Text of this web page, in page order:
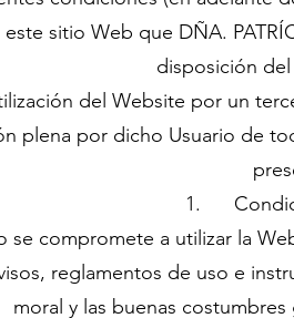
sitio Web que DÑA.
disposición
del Website por un
plena por dicho Usuario de
1.
se compromete a utilizar la
reglamentos de uso e
moral y las buenas